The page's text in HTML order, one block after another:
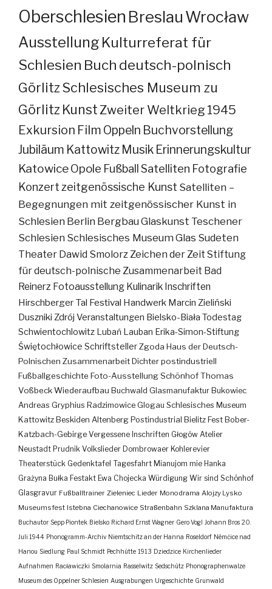
Oberschlesien Breslau Wrocław
Ausstellung Kulturreferat für
Schlesien Buch deutsch-polnisch
GörlitzSchlesisches Museum zu
Görlitz KunstZweiter Weltkrieg 1945
Exkursion Film Oppeln Buchvorstellung
Jubiläum Kattowitz Musik Erinnerungskultur
KatowiceOpole FußballSatelliten Fotografie
Konzertzeitgenössische Kunst Satelliten –
Begegnungen mit zeitgenössischer Kunst in
Schlesien Berlin BergbauGlaskunst Teschener
Schlesien Schlesisches MuseumGlas Sudeten
Theater Dawid Smolorz Zeichen der Zeit Stiftung
für deutsch-polnische Zusammenarbeit Bad
Reinerz Fotoausstellung Kulinarik Inschriften
Hirschberger Tal Festival Handwerk Marcin Zieliński
Duszniki Zdrój Veranstaltungen Bielsko-Biała Todestag
Schwientochlowitz
Lubań Lauban Erika-Simon-Stiftung
Świętochłowice SchriftstellerZgoda Haus der Deutsch-
Polnischen ZusammenarbeitDichterpostindustriell
Fußballgeschichte Foto-AusstellungSchönhofThomas
VoßbeckWiederaufbau Buchwald Glasmanufaktur Bukowiec
Andreas Gryphius Radzimowice Glogau Schlesisches Museum
Kattowitz Beskiden Altenberg Postindustrial Bielitz Fest Bober-
Katzbach-Gebirge Vergessene Inschriften Głogów Atelier
Neustadt Prudnik Volkslieder Dombrowaer Kohlerevier
Theaterstück Gedenktafel Tagesfahrt Mianujom mie Hanka
Grażyna Bułka Festakt Ewa Chojecka Würdigung Wir sind Schönhof
Glasgravur Fußballtrainer Zieleniec Lieder Monodrama Alojzy Lysko
Museumsfest Istebna Ciechanowice Straßenbahn Szklana Manufaktura
Buchautor Sepp Piontek Bielsko Richard Ernst Wagner Gero Vogl Johann Bros 20.
Juli 1944 Phonogramm-Archiv Niemtschitz an der Hanna Roseldorf Némčice nad
Hanou Siedlung Paul Schmidt Pechhütte 1913 Dziedzice Kirchenlieder
Aufnahmen Racławiczki Smolarnia Rasselwitz Sedschütz Phonographenwalze
Museum des Oppelner Schlesien Ausgrabungen Urgeschichte Grunwald